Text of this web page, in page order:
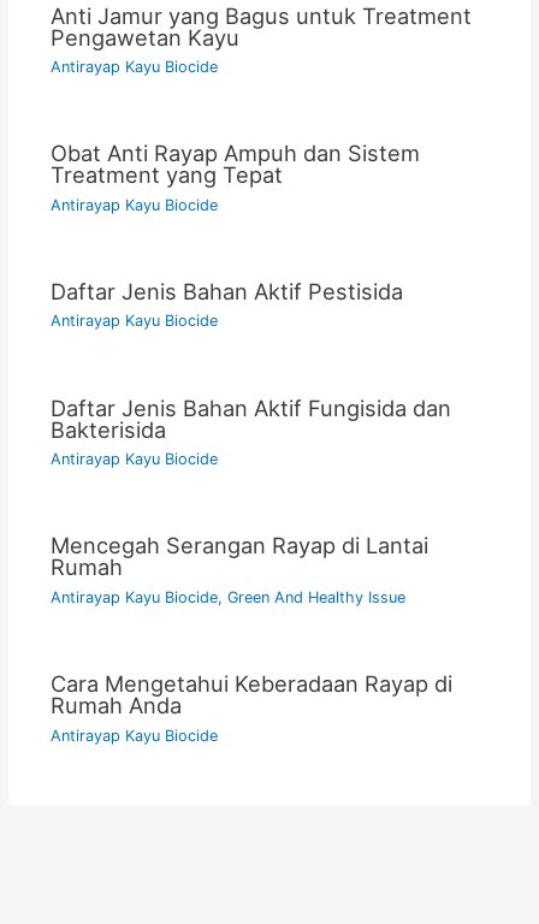
Anti Jamur yang Bagus untuk Treatment
Pengawetan Kayu
Antirayap Kayu Biocide
Obat Anti Rayap Ampuh dan Sistem
Treatment yang Tepat
Antirayap Kayu Biocide
Daftar Jenis Bahan Aktif Pestisida
Antirayap Kayu Biocide
Daftar Jenis Bahan Aktif Fungisida dan
Bakterisida
Antirayap Kayu Biocide
Mencegah Serangan Rayap di Lantai
Rumah
Antirayap Kayu Biocide, Green And Healthy Issue
Cara Mengetahui Keberadaan Rayap di
Rumah Anda
Antirayap Kayu Biocide